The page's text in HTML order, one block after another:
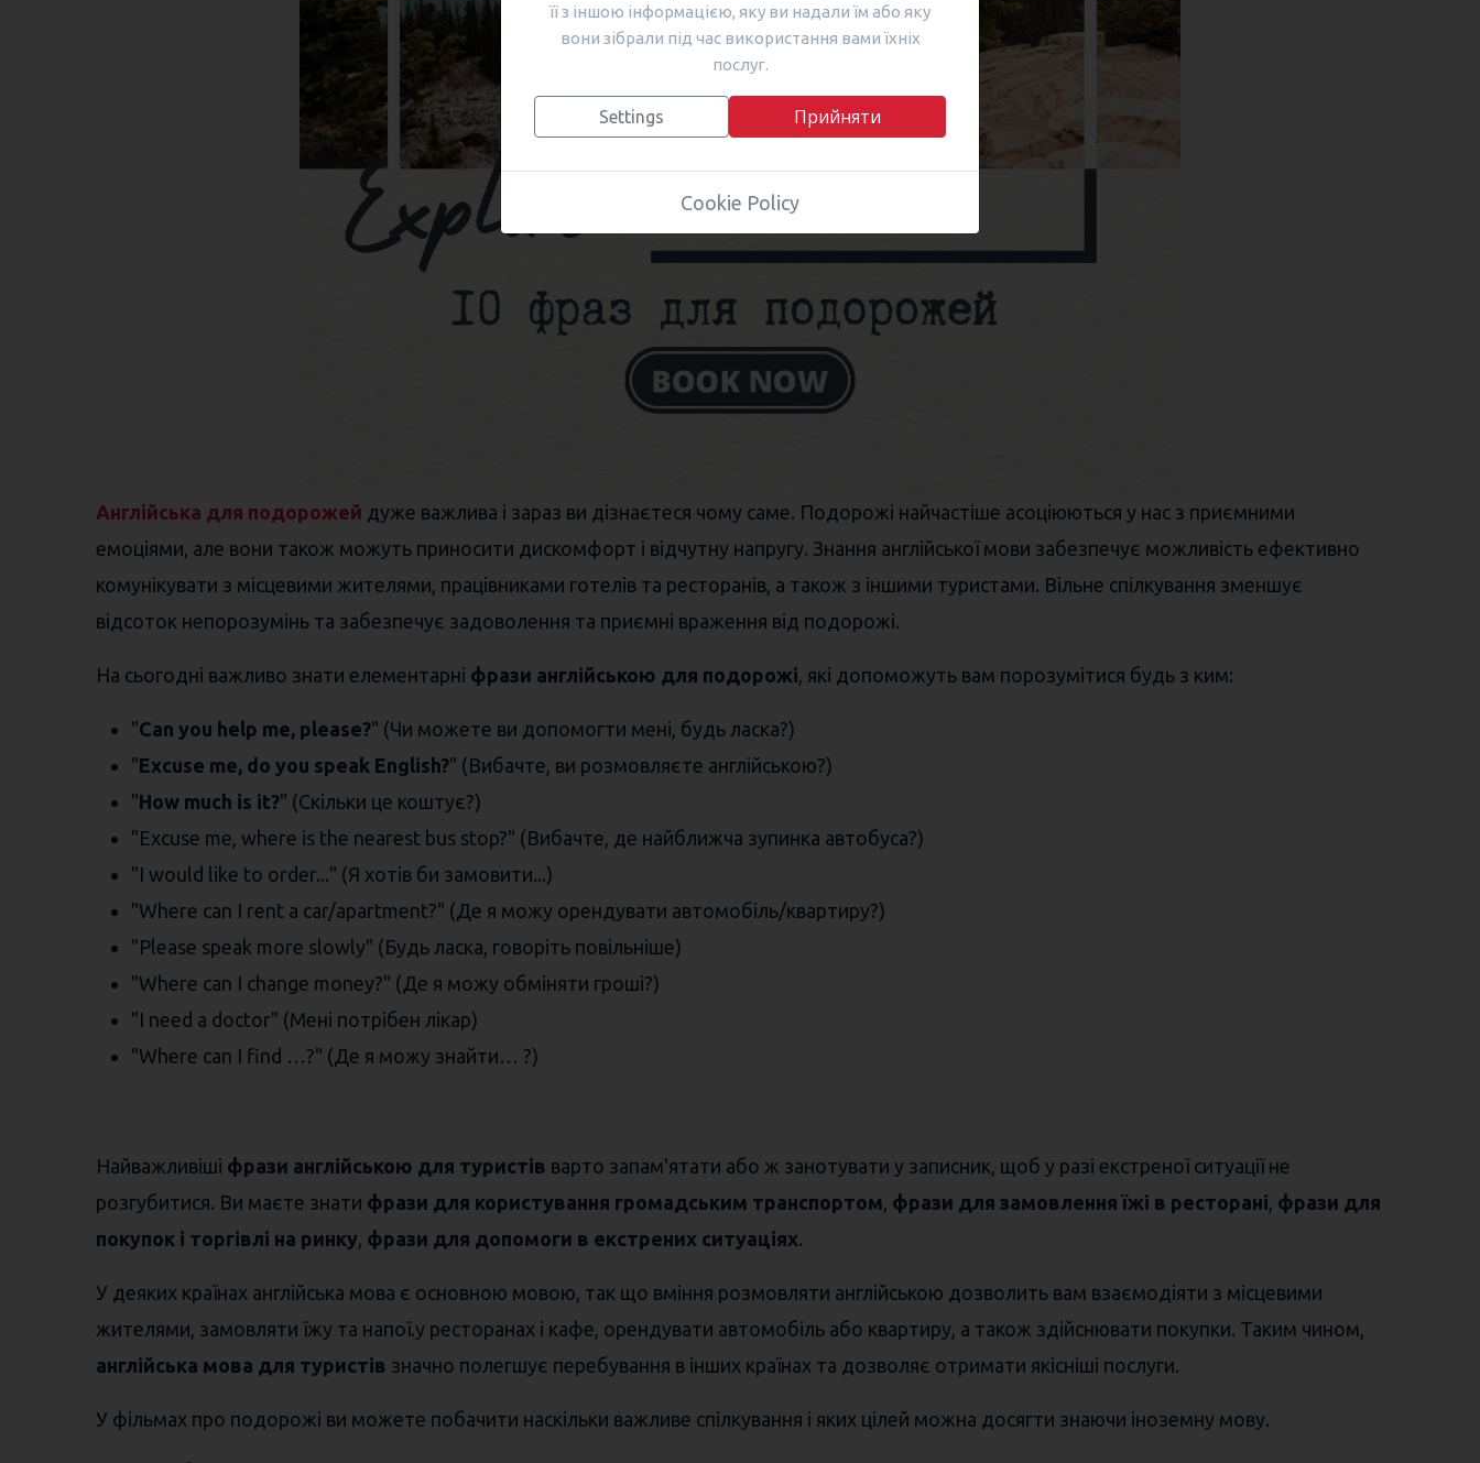
Англійська для подорожей дуже важлива і зараз ви дізнаєтеся чому саме. Подорожі найчастіше асоціюються у нас з приємними
емоціями, але вони також можуть приносити дискомфорт і відчутну напругу. Знання англійської мови забезпечує можливість ефективно
комунікувати з місцевими жителями, працівниками готелів та ресторанів, а також з іншими туристами. Вільне спілкування зменшує
відсоток непорозумінь та забезпечує задоволення та приємні враження від подорожі.
На сьогодні важливо знати елементарні фрази англійською для подорожі, які допоможуть вам порозумітися будь з ким:
"Can you help me, please?" (Чи можете ви допомогти мені, будь ласка?)
"Excuse me, do you speak English?" (Вибачте, ви розмовляєте англійською?)
"How much is it?" (Скільки це коштує?)
"Excuse me, where is the nearest bus stop?" (Вибачте, де найближча зупинка автобуса?)
"I would like to order..." (Я хотів би замовити...)
"Where can I rent a car/apartment?" (Де я можу орендувати автомобіль/квартиру?)
"Please speak more slowly" (Будь ласка, говоріть повільніше)
"Where can I change money?" (Де я можу обміняти гроші?)
"I need a doctor" (Мені потрібен лікар)
"Where can I find …?" (Де я можу знайти… ?)
Найважливіші фрази англійською для туристів варто запам'ятати або ж занотувати у записник, щоб у разі екстреної ситуації не
розгубитися. Ви маєте знати фрази для користування громадським транспортом, фрази для замовлення їжі в ресторані, фрази для
покупок і торгівлі на ринку, фрази для допомоги в екстрених ситуаціях.
У деяких країнах англійська мова є основною мовою, так що вміння розмовляти англійською дозволить вам взаємодіяти з місцевими
жителями, замовляти їжу та напої.у ресторанах і кафе, орендувати автомобіль або квартиру, а також здійснювати покупки. Таким чином,
англійська мова для туристів значно полегшує перебування в інших країнах та дозволяє отримати якісніші послуги.
У фільмах про подорожі ви можете побачити наскільки важливе спілкування і яких цілей можна досягти знаючи іноземну мову.
її з іншою інформацією, яку ви надали їм або яку
вони зібрали під час використання вами їхніх
послуг.
Settings Прийняти
Cookie Policy